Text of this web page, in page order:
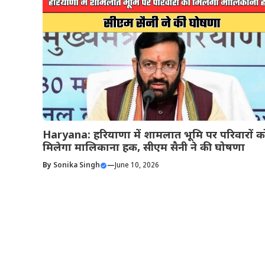
Haryana: हरियाणा में शामलात भूमि पर परिवारों
मिलेगा मालिकाना हक, सीएम सैनी ने की घोषणा
By Sonika Singh —June 10, 2026